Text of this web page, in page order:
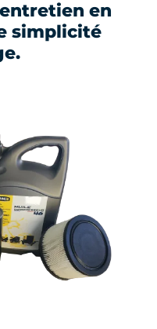
en
simplicité